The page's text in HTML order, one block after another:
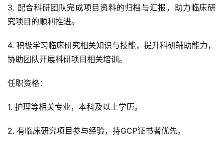
3. 配合科研团队完成项目资料的归档与汇报，助力临床研
究项目的顺利推进。
4. 积极学习临床研究相关知识与技能，提升科研辅助能力，
协助团队开展科研项目相关培训。
任职资格：
1. 护理等相关专业，本科及以上学历。
2. 有临床研究项目参与经验，持GCP证书者优先。